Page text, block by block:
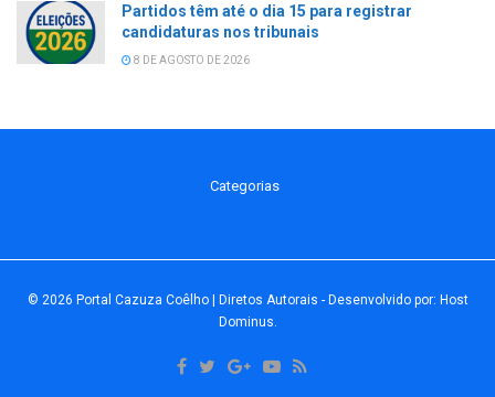
Partidos têm até o dia 15 para registrar
candidaturas nos tribunais
8 DE AGOSTO DE 2026
Categorias
© 2026 Portal Cazuza Coêlho | Diretos Autorais - Desenvolvido por: Host
Dominus